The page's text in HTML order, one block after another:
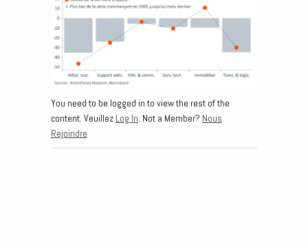
You need to be logged in to view the rest of the
content. Veuillez Log In. Not a Member? Nous
Rejoindre